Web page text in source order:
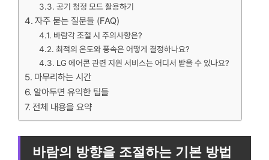
공기 청정 모드 활용하기
자주 묻는 질문들 (FAQ)
바람각 조절 시 주의사항은?
최적의 온도와 풍속은 어떻게 결정하나요?
LG 에어콘 관련 지원 서비스는 어디서 받을 수 있나요?
마무리하는 시간
알아두면 유익한 팁들
전체 내용을 요약
바람의 방향을 조절하는 기본 방법